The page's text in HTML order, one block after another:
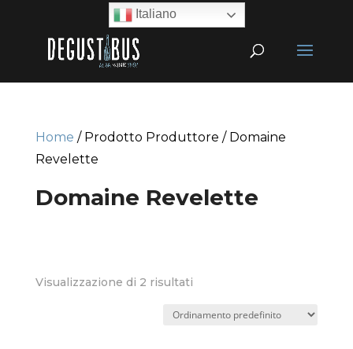
Home / Prodotto Produttore / Domaine
Revelette
Domaine Revelette
Visualizzazione di 2 risultati
Italiano